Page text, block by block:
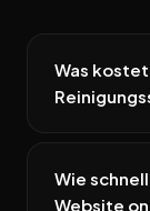
Was
Wie
Website